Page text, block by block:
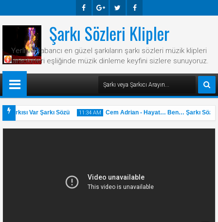
Ook E-
Plus
R Ook
Şarkı Sözleri Klipler
Yerli ve yabancı en güzel şarkıların şarkı sözleri müzik klipleri
karaokeleri eşliğinde müzik dinleme keyfini sizlere sunuyoruz.
Var Şarkı Sözü 11:34 AM
31 May
2025
Cem Adrian - Hayat… Ben… Şarkı Sözü